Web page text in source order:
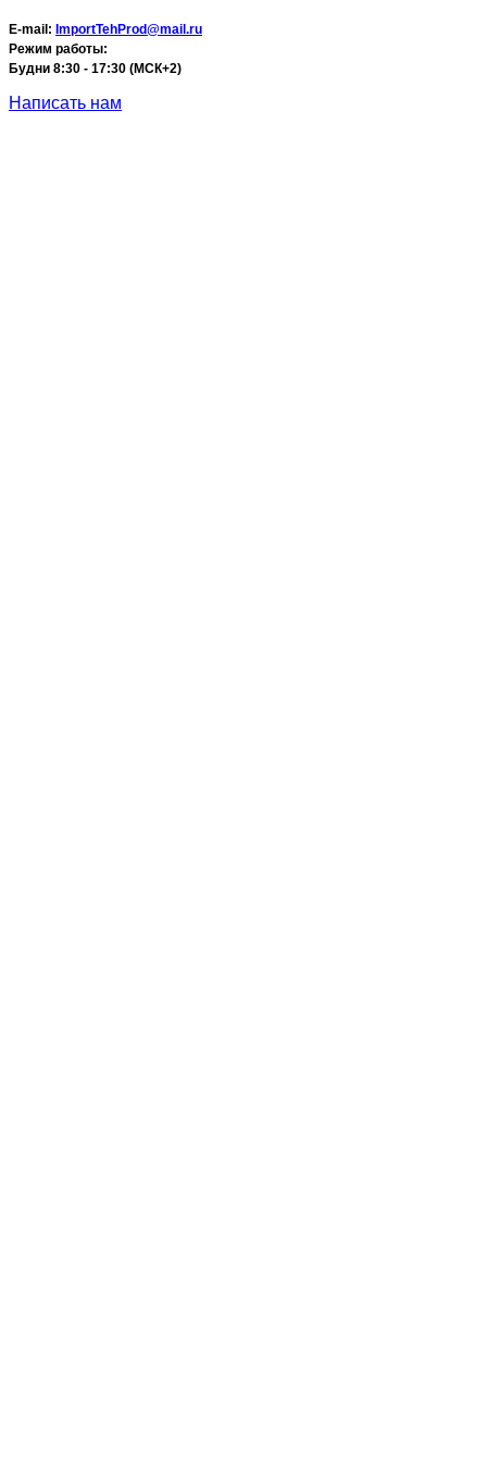
E-mail: ImportTehProd@mail.ru
Режим работы:
Будни 8:30 - 17:30 (МСК+2)
Написать нам